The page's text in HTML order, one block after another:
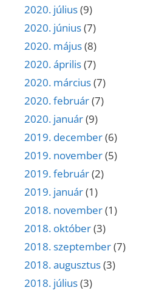
2020. július(9)
2020. június(7)
2020. május(8)
2020. április(7)
2020. március(7)
2020. február(7)
2020. január(9)
2019. december(6)
2019. november(5)
2019. február(2)
2019. január(1)
2018. november(1)
2018. október(3)
2018. szeptember(7)
2018. augusztus(3)
2018. július(3)